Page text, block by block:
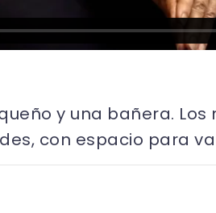
y una bañera.
con espacio para